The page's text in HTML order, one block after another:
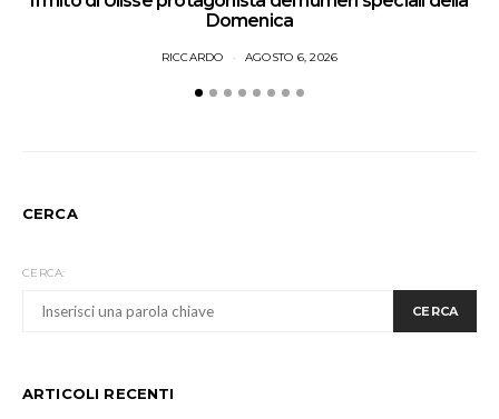
Domenica
RICCARDO AGOSTO 6, 2026
CERCA
CERCA:
CERCA
ARTICOLI RECENTI